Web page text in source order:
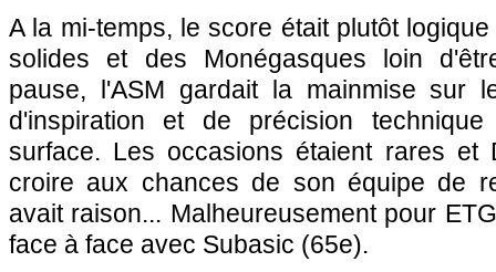
A la mi-temps, le score était plutôt
solides et des Monégasques loin
pause, l'ASM gardait la mainmise sur
d'inspiration et de précision
surface. Les occasions étaient rares et
croire aux chances de son équipe de
avait raison... Malheureusement pour
face à face avec Subasic (65e).